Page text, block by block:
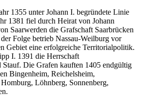
1355 unter Johann I. begründete Linie
1381 fiel durch Heirat von Johann
Saarwerden die Grafschaft Saarbrücken
Folge betrieb Nassau-Weilburg vor
Gebiet eine erfolgreiche Territorialpolitik.
I. 1391 die Herrschaft
Die Grafen kauften 1405 endgültig
Bingenheim, Reichelsheim,
Löhnberg, Sonnenberg,